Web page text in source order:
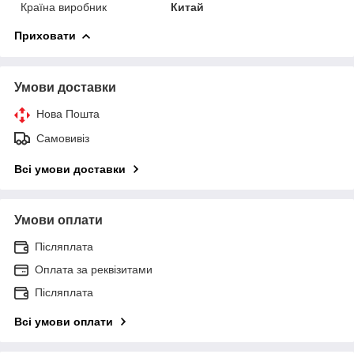
Країна виробник Китай
Приховати
Умови доставки
Нова Пошта
Самовивіз
Всі умови доставки
Умови оплати
Післяплата
Оплата за реквізитами
Післяплата
Всі умови оплати